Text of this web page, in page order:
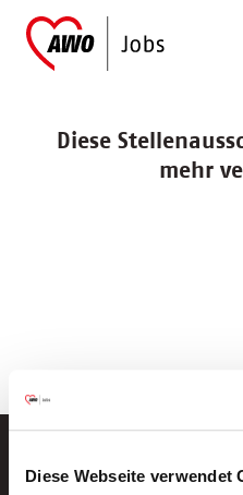
Diese Webseite verwendet
Diese
mehr